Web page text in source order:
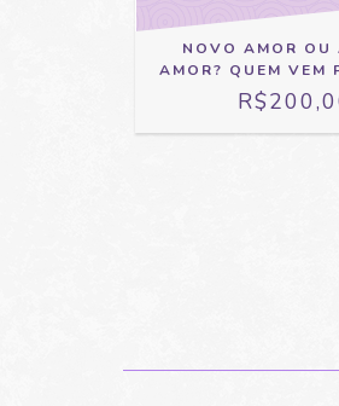
NOVO AMOR OU
AMOR? QUEM VEM